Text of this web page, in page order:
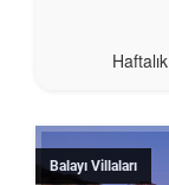
Haftalık
Balayı Villaları